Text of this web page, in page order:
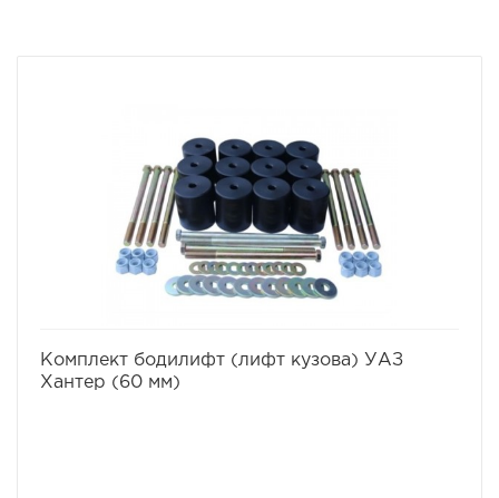
Комплект бодилифт (лифт кузова) УАЗ
Хантер (60 мм)